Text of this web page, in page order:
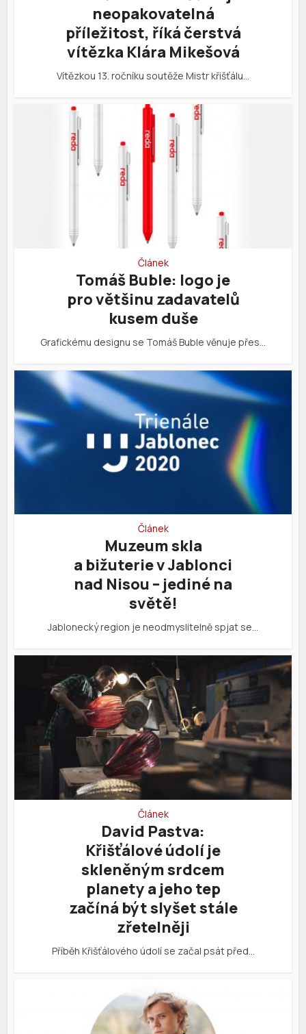
neopakovatelná
příležitost, říká čerstvá
vítězka Klára Mikešová
Vítězkou 13. ročníku soutěže Mistr křišťálu…
Článek
Tomáš Buble: logo je
pro většinu zadavatelů
kusem duše
Grafickému designu se Tomáš Buble věnuje přes…
Článek
Muzeum skla
a bižuterie v Jablonci
nad Nisou – jediné na
světě!
Jablonecký region je neodmyslitelně spjat se…
Článek
David Pastva:
Křišťálové údolí je
skleněným srdcem
planety a jeho tep
začíná být slyšet stále
zřetelněji
Příběh Křišťálového údolí se začal psát před…